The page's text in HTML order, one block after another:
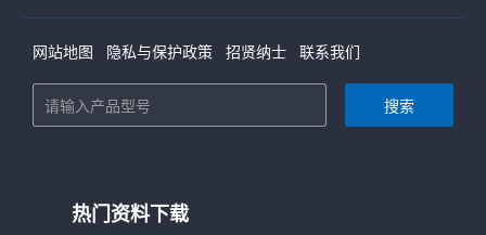
网站地图 隐私与保护政策 招贤纳士 联系我们
搜索
热门资料下载